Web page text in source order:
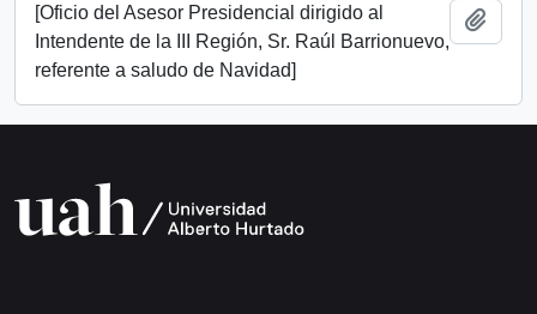
[Oficio del Asesor Presidencial dirigido al
Intendente de la III Región, Sr. Raúl Barrionuevo,
referente a saludo de Navidad]